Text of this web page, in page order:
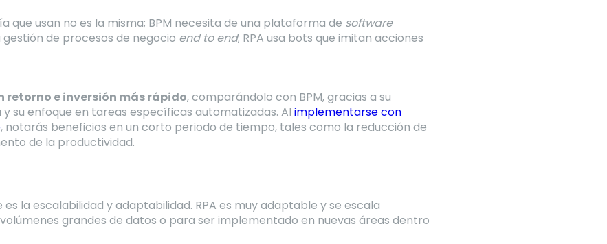
que usan no es la misma; BPM necesita de una plataforma de software
de procesos de negocio end to end; RPA usa bots que imitan acciones
retorno e inversión más rápido, comparándolo con BPM, gracias a su
su enfoque en tareas específicas automatizadas. Al implementarse con
, notarás beneficios en un corto periodo de tiempo, tales como la reducción de
de la productividad.
la escalabilidad y adaptabilidad. RPA es muy adaptable y se escala
grandes de datos o para ser implementado en nuevas áreas dentro